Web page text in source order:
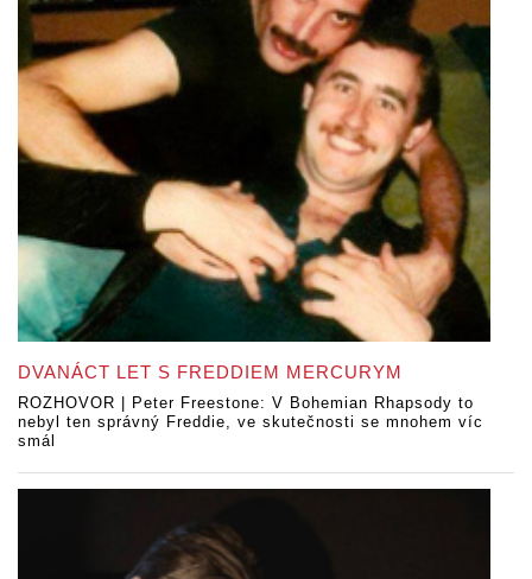
DVANÁCT LET S FREDDIEM MERCURYM
ROZHOVOR | Peter Freestone: V Bohemian Rhapsody to
nebyl ten správný Freddie, ve skutečnosti se mnohem víc
smál